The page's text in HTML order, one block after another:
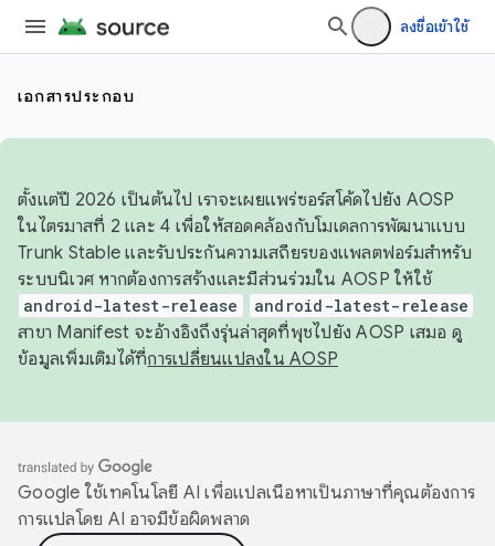
ลงชื่อเข้าใช้
เอกสารประกอบ
ตั้งแต่ปี 2026 เป็นต้นไป เราจะเผยแพร่ซอร์สโค้ดไปยัง AOSP
ในไตรมาสที่ 2 และ 4 เพื่อให้สอดคล้องกับโมเดลการพัฒนาแบบ
Trunk Stable และรับประกันความเสถียรของแพลตฟอร์มสำหรับ
ระบบนิเวศ หากต้องการสร้างและมีส่วนร่วมใน AOSP ให้ใช้
android-latest-release android-latest-release
สาขา Manifest จะอ้างอิงถึงรุ่นล่าสุดที่พุชไปยัง AOSP เสมอ ดู
ข้อมูลเพิ่มเติมได้ที่การเปลี่ยนแปลงใน AOSP
Google ใช้เทคโนโลยี AI เพื่อแปลเนื้อหาเป็นภาษาที่คุณต้องการ
การแปลโดย AI อาจมีข้อผิดพลาด